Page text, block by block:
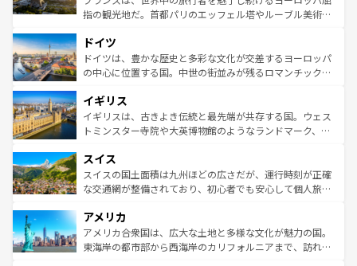
アートに溢れた街角から、地方では古代ローマ遺跡や中世
せる。地方によって風土や気候が異なるスペインはその個
性で訪れる人を魅了する。 なお、新着のスペイン情報は コ
ンテンツ一覧を参照してほしい。
指の観光地だ。首都パリのエッフェル塔やルーブル美術館
で、幅広い魅力が詰まっている。華麗な宮殿、歴史的な大
聖堂、美しいビーチ、そして豊かな自然が、訪れる者を心
から魅了する。また、フランスは美食の国としても知ら
いる。シャンパンの発祥地であるランス、プロヴァンスの
香り高いラベンダー畑など、多彩な楽しみ方が可能だ。さ
らに、パリ以外の地域にも魅力が溢れており、どの街角に
れる地方に足を運ぶとそれぞれで全く異なる文化を体験で
きるだろう。 なお、新着のフランス情報はコンテンツ一覧
を参照してほしい。
ドイツ
ドイツは、豊かな歴史と多彩な文化が交差するヨーロッパ
の中心に位置する国。中世の街並みが残るロマンチック街
顔を持つこの国は、どこを歩いても飽きることがない。ベ
ルリンの文化的活気、バイエルン州のアルプスの絶景、そ
してライン川沿いのワイン畑といった風景は必見。ビール
は、お酒好きな人にはぜひ体験してほしい。 なお、新着の
ドイツ情報はコンテンツ一覧を参照してほしい。
イギリス
イギリスは、古きよき伝統と最先端が共存する国。ウェス
トミンスター寺院や大英博物館のようなランドマーク、歴
リアごとに異なる魅力がある。また、優雅なアフタヌーン
ティー、ビール好きにはたまらない英国パブ、サッカー観
戦など、本場だからこそできる体験も豊富。イギリスを旅
ンツ一覧を参照してほしい。
スイス
スイスの国土面積は九州ほどの広さだが、運行時刻が正確
な交通網が整備されており、初心者でも安心して個人旅行
の建物がそのまま残る町や、スイスならではのユニークな
博物館もあり、アルプス観光だけでなく町歩きも満喫する
ことができる。国民の所得が高いため物価も高いが、旅行
アメリカ
アメリカ合衆国は、広大な土地と多様な文化が魅力の国。
東海岸の都市部から西海岸のカリフォルニアまで、訪れる